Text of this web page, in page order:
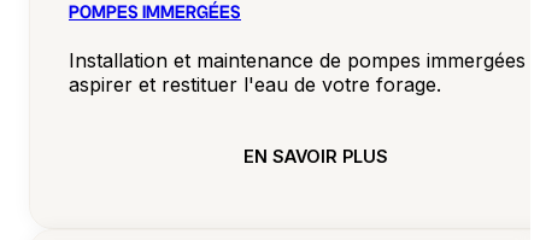
POMPES IMMERGÉES
Installation et maintenance de pompes immergées
aspirer et restituer l'eau de votre forage.
EN SAVOIR PLUS